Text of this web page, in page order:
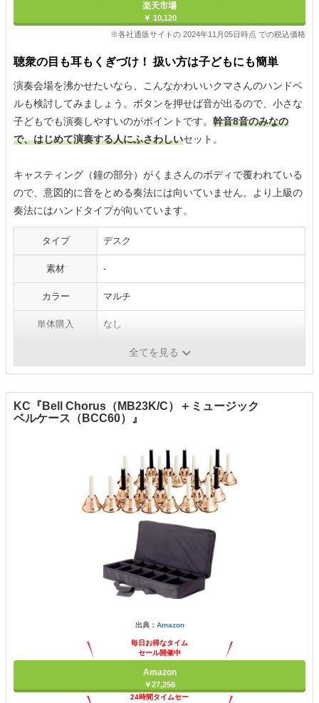
楽天市場
￥ 10,120
※各社通販サイトの 2024年11月05日時点 での税込価格
聴衆の目も耳もくぎづけ！ 扱い方は子どもにも簡単
演奏会場を沸かせたいなら、こんなかわいいクマさんのハンドベ
ルも検討してみましょう。ボタンを押せば音が出るので、小さな
子どもでも演奏しやすいのがポイントです。 幹音8音のみなの
で、はじめて演奏する人にふさわしいセット。
キャスティング（鐘の部分）がくまさんのボディで覆われている
ので、意図的に音をとめる奏法には向いていません。より上級の
奏法にはハンドタイプが向いています。
タイプ デスク
素材 -
カラー マルチ
単体購入 なし
全てを見る
KC『Bell Chorus（MB23K/C）＋ミュージック
ベルケース（BCC60）』
出典： Amazon
毎日お得なタイム
セール開催中
Amazon
￥27,258
24時間タイムセー